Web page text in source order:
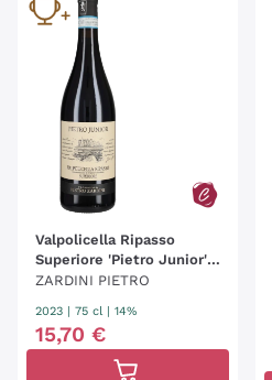
Valpolicella Ripasso
Superiore 'Pietro Junior'
Pietro Zardini
ZARDINI PIETRO
2023 | 75 cl | 14%
15,70 €